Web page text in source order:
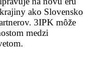
ako Slovensko
3IPK môže
medzi